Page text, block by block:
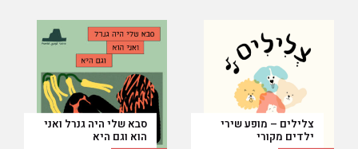
צלילים – מופע שירי
ילדים מקורי
סבא שלי היה גנרל ואני
הוא וגם היא